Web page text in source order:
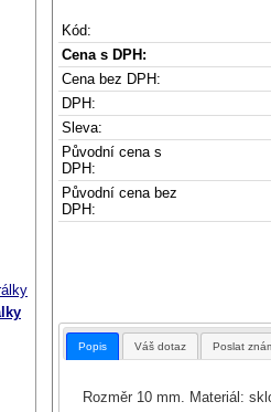
Kód:
Cena s DPH:
Cena bez DPH:
DPH:
Sleva:
Původní cena s
DPH:
Původní cena bez
DPH:
Popis Váš dotaz Poslat
Rozměr 10 mm. Materiál: